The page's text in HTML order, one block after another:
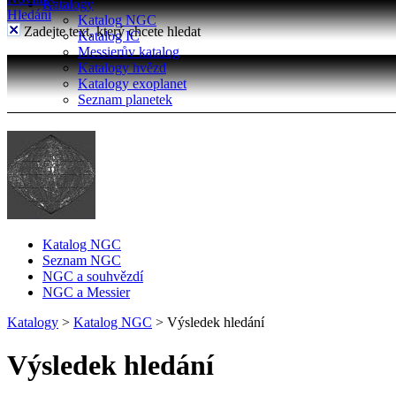
Katalogy
Katalog NGC
Katalog IC
Messierův katalog
Katalogy hvězd
Katalogy exoplanet
Seznam planetek
Hledání
Zadejte text, který chcete hledat
Katalog NGC
Seznam NGC
NGC a souhvězdí
NGC a Messier
Katalogy > Katalog NGC > Výsledek hledání
Výsledek hledání